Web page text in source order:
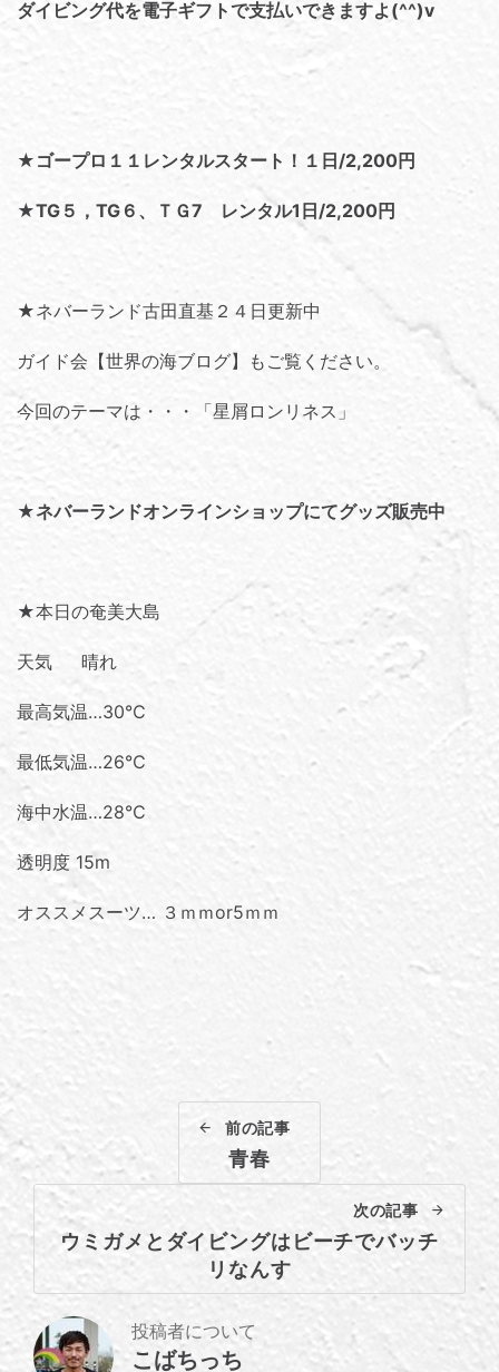
ダイビング代を電子ギフトで支払いできますよ(^^)v
★ゴープロ１１レンタルスタート！１日/2,200円
★TG５，TG６、ＴＧ7 レンタル1日/2,200円
★ネバーランド古田直基２４日更新中
ガイド会【世界の海ブログ】 もご覧ください。
今回のテーマは・・・「星屑ロンリネス 」
★ネバーランドオンラインショップにてグッズ販売中
★本日の奄美大島
天気 晴れ
最高気温…30℃
最低気温…26℃
海中水温…28℃
透明度 15m
オススメスーツ… ３ｍｍor5ｍｍ
前の記事
青春
次の記事
ウミガメとダイビングはビーチでバッチ
リなんす
投稿者について
こばちっち